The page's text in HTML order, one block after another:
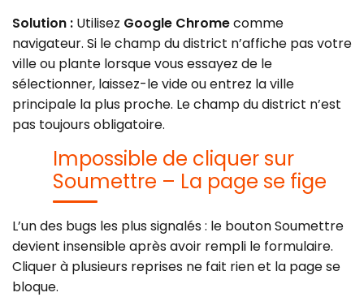
Solution : Utilisez Google Chromecomme
navigateur. Si le champ du district n’affiche pas votre
ville ou plante lorsque vous essayez de le
sélectionner, laissez-le vide ou entrez la ville
principale la plus proche. Le champ du district n’est
pas toujours obligatoire.
Impossible de cliquer sur
Soumettre – La page se fige
L’un des bugs les plus signalés : le bouton Soumettre
devient insensible après avoir rempli le formulaire.
Cliquer à plusieurs reprises ne fait rien et la page se
bloque.